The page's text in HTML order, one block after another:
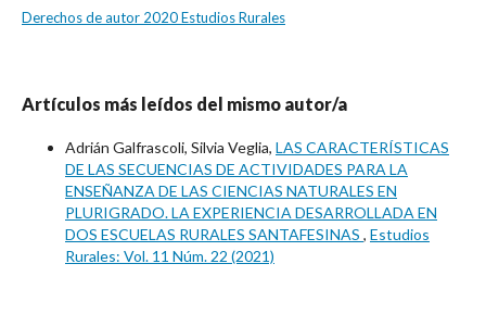
Derechos de autor 2020 Estudios Rurales
Artículos más leídos del mismo autor/a
Adrián Galfrascoli, Silvia Veglia, LAS CARACTERÍSTICAS
DE LAS SECUENCIAS DE ACTIVIDADES PARA LA
ENSEÑANZA DE LAS CIENCIAS NATURALES EN
PLURIGRADO. LA EXPERIENCIA DESARROLLADA EN
DOS ESCUELAS RURALES SANTAFESINAS , Estudios
Rurales: Vol. 11 Núm. 22 (2021)